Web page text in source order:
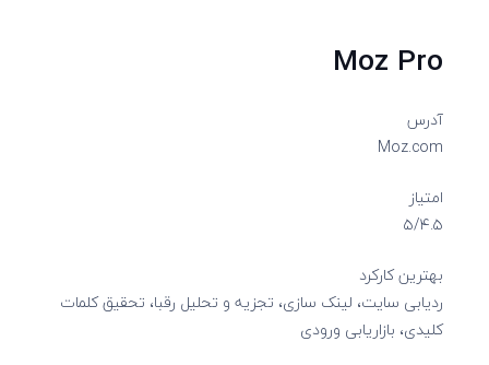
Moz Pro
آدرس
Moz.com
امتیاز
۵/۴.۵
بهترین کارکرد
ردیابی سایت، لینک سازی، تجزیه و تحلیل رقبا، تحقیق کلمات
کلیدی، بازاریابی ورودی